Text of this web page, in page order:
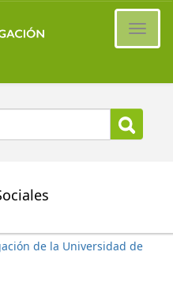
de la Universidad de